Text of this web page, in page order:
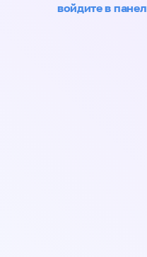
войдите в